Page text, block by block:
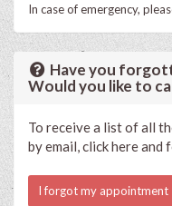
In case of emergency,
Have you
Would you like to
To receive a list of all
by email, click here
I forgot my appointment